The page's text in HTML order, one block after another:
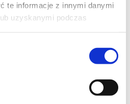
te informacje z innymi danymi
uzyskanymi podczas
U PRADY 2 |
lat po wydarzeniach, które
kultowi bohaterowie znów
. Meryl Streep, Anne Hathaway, Emily
wcielają się w swoje ikoniczne
mody władza, ambicja i